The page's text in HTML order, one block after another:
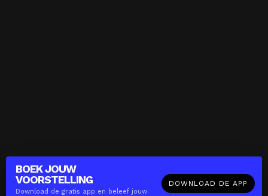
BOEK JOUW
VOORSTELLING
Download de gratis app en beleef jouw
DOWNLOAD DE APP